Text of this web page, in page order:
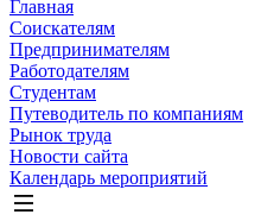
Главная
Соискателям
Предпринимателям
Работодателям
Студентам
Путеводитель по компаниям
Рынок труда
Новости сайта
Календарь мероприятий